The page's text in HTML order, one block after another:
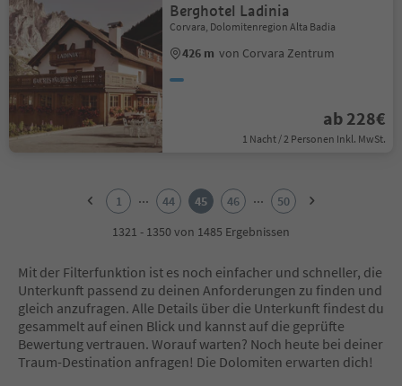
Berghotel Ladinia
Corvara, Dolomitenregion Alta Badia
426 m von Corvara Zentrum
ab 228€
1 Nacht / 2 Personen Inkl. MwSt.
10
11
12
1 ... 44 45 46 ...
50
1321 - 1350 von 1485 Ergebnissen
Mit der Filterfunktion ist es noch einfacher und schneller, die
Unterkunft passend zu deinen Anforderungen zu finden und
gleich anzufragen. Alle Details über die Unterkunft findest du
gesammelt auf einen Blick und kannst auf die geprüfte
Bewertung vertrauen. Worauf warten? Noch heute bei deiner
Traum-Destination anfragen! Die Dolomiten erwarten dich!